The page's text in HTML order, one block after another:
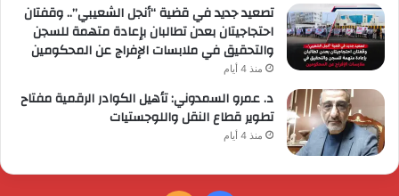
تصعيد جديد في قضية “أنجل الشعيبي”.. وقفتان
احتجاجيتان بعدن تطالبان بإعادة متهمة للسجن
والتحقيق في ملابسات الإفراج عن المحكومين
منذ 4 أيام
د. عمرو السمدوني: تأهيل الكوادر الرقمية مفتاح
تطوير قطاع النقل واللوجستيات
منذ 4 أيام